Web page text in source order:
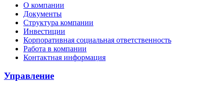
О компании
Документы
Структура компании
Инвестиции
Корпоративная социальная ответственность
Работа в компании
Контактная информация
Управление